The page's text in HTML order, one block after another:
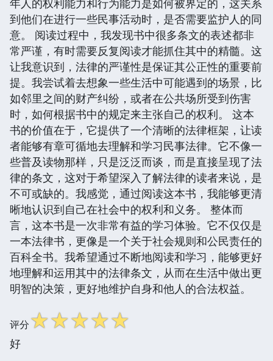
到他们在进行一些民事活动时，是否需要监护人的同
意。 阅读过程中，我发现书中很多条文的表述都非
常严谨，有时需要反复阅读才能抓住其中的精髓。这
让我意识到，法律的严谨性是保证其公正性的重要前
提。我尝试着去想象一些生活中可能遇到的场景，比
如邻里之间的财产纠纷，或者在公共场所受到伤害
时，如何根据书中的规定来主张自己的权利。 这本
书的价值在于，它提供了一个清晰的法律框架，让读
者能够有章可循地去理解和学习民事法律。它不像一
些普及读物那样，只是泛泛而谈，而是直接呈现了法
律的条文，这对于希望深入了解法律的读者来说，是
不可或缺的。我感觉，通过阅读这本书，我能够更清
晰地认识到自己在社会中的权利和义务。 整体而
言，这本书是一次非常有益的学习体验。它不仅仅是
一本法律书，更像是一个关于社会规则和公民责任的
百科全书。我希望通过不断地阅读和学习，能够更好
地理解和运用其中的法律条文，从而在生活中做出更
明智的决策，更好地维护自身和他人的合法权益。
评分☆☆☆☆☆
好